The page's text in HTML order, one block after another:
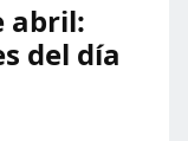
abril:
del día